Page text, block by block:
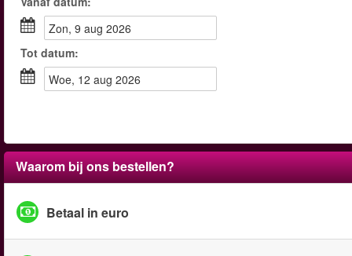
zon, 9 aug 2026
Tot datum:
woe, 12 aug 2026
Waarom bij ons bestellen?
Betaal in euro